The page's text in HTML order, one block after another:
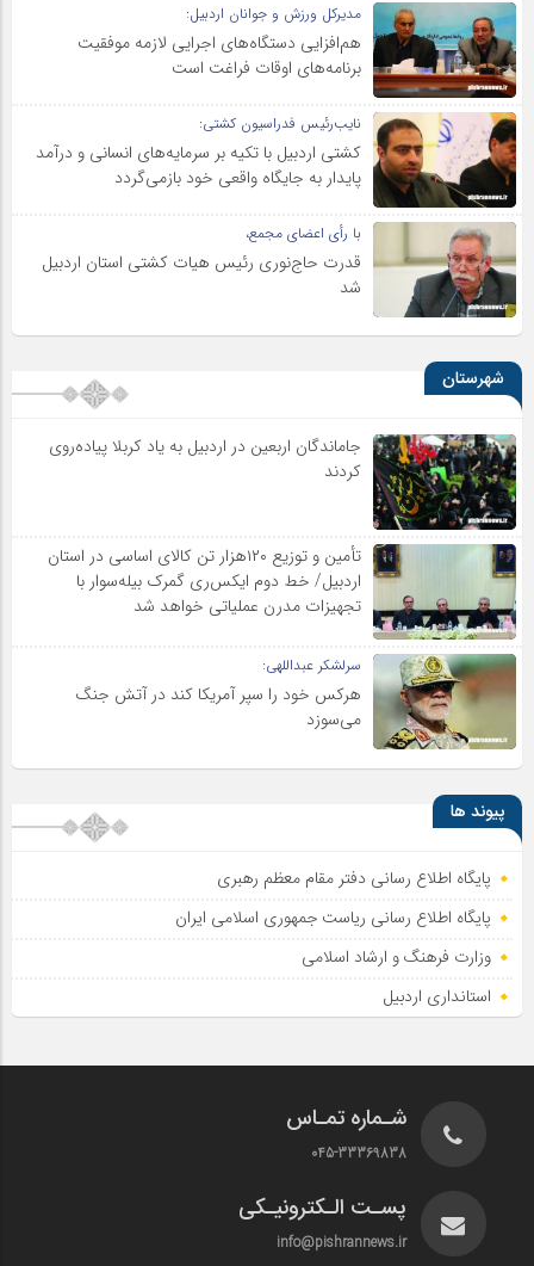
مدیرکل ورزش و جوانان اردبیل:
هم‌افزایی دستگاه‌های اجرایی لازمه موفقیت
برنامه‌های اوقات فراغت است
نایب‌رئیس فدراسیون کشتی:
کشتی اردبیل با تکیه بر سرمایه‌های انسانی و درآمد
پایدار به جایگاه واقعی خود بازمی‌گردد
با رأی اعضای مجمع،
قدرت حاج‌نوری رئیس هیات کشتی استان اردبیل
شد
شهرستان
جاماندگان اربعین در اردبیل به یاد کربلا پیاده‌روی
کردند
تأمین و توزیع ۱۲۰هزار تن کالای اساسی در استان
اردبیل/ خط دوم ایکس‌ری گمرک بیله‌سوار با
تجهیزات مدرن عملیاتی خواهد شد
سرلشکر عبداللهی:
هرکس خود را سپر آمریکا کند در آتش جنگ
می‌سوزد
پیوند ها
پایگاه اطلاع رسانی دفتر مقام معظم رهبری
پایگاه اطلاع‌ رسانی ریاست‌ جمهوری اسلامی ایران
وزارت فرهنگ و ارشاد اسلامی
استانداری اردبیل
شـماره تمـاس
045-33369838
پسـت الـکترونیـکی
info@pishrannews.ir